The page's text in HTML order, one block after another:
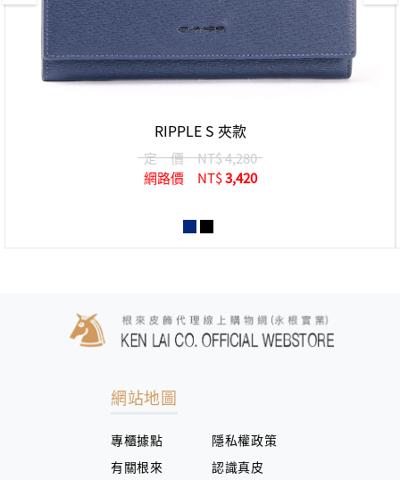
RIPPLE S 夾款
定 價NT$ 4,280
網路價
NT$3,420
網站地圖
專櫃據點
隱私權政策
有關根來
認識真皮